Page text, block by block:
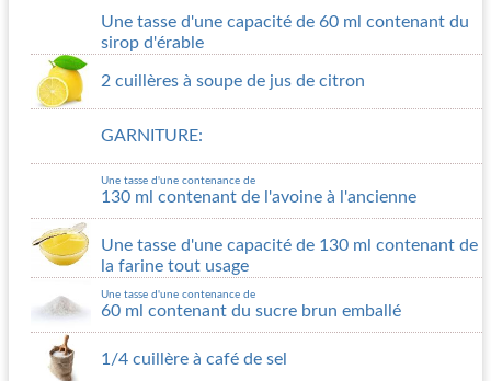
Une tasse d'une capacité de 60 ml contenant du
sirop d'érable
2 cuillères à soupe de jus de citron
GARNITURE:
Une tasse d'une contenance de
130 ml contenant de l'avoine à l'ancienne
Une tasse d'une capacité de 130 ml contenant de
la farine tout usage
Une tasse d'une contenance de
60 ml contenant du sucre brun emballé
1/4 cuillère à café de sel